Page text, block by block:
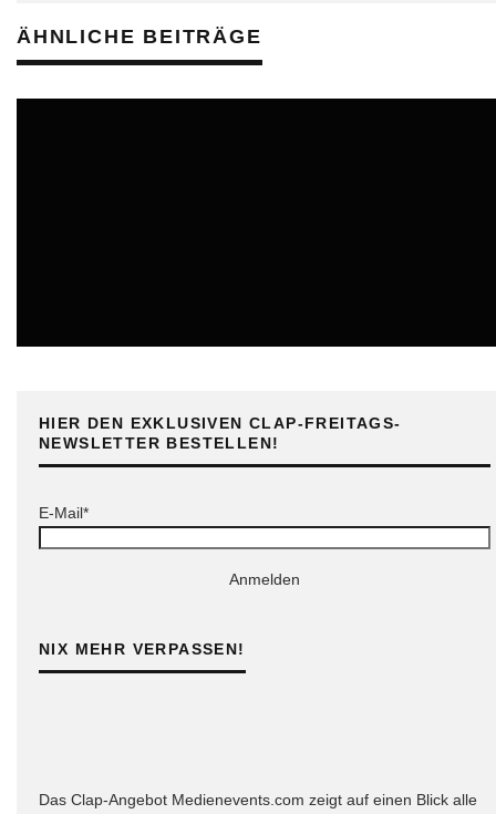
ÄHNLICHE BEITRÄGE
HIER DEN EXKLUSIVEN CLAP-FREITAGS-
NEWSLETTER BESTELLEN!
E-Mail*
Anmelden
NIX MEHR VERPASSEN!
Das Clap-Angebot Medienevents.com zeigt auf einen Blick alle